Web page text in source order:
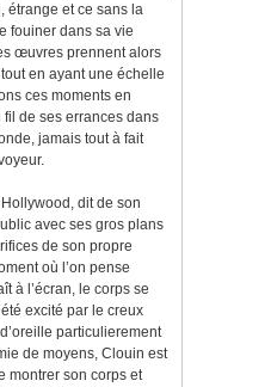
étrange et ce sans la
fouiner dans sa vie
œuvres prennent alors
en ayant une échelle
ces moments en
de ses errances dans
jamais tout à fait
dit de son
avec ses gros plans
de son propre
où l’on pense
à l’écran, le corps se
excité par le creux
particulierement
de moyens, Clouin est
montrer son corps et